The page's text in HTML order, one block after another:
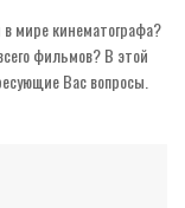
мире кинематографа?
фильмов? В этой
Вас вопросы.